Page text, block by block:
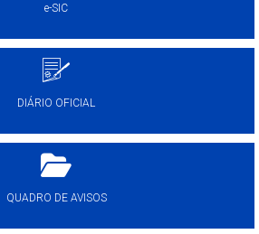
e-SIC
DIÁRIO OFICIAL
QUADRO DE AVISOS